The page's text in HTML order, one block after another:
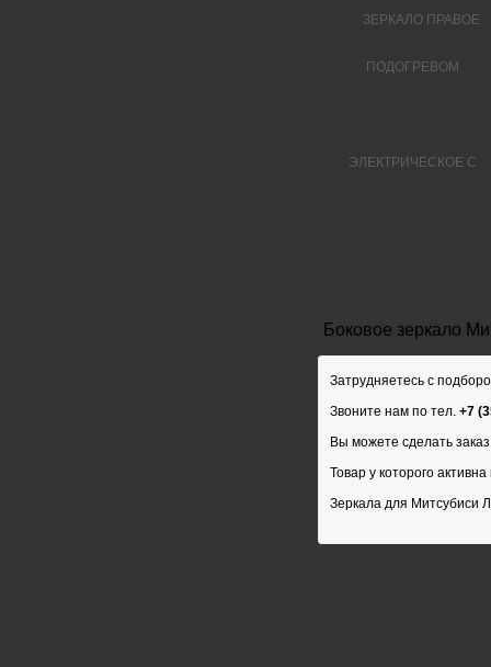
Боковое зеркало
Затрудняетесь с
Звоните нам по тел. +7
Вы можете сделать
Товар у которого
Зеркала для Митсубиси